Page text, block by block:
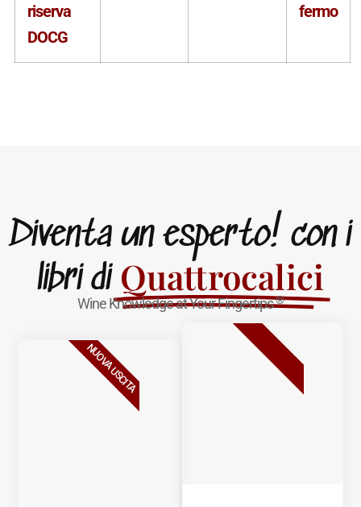
riserva
DOCG
fermo
Diventa un esperto! con i
libri di Quattrocalici
Wine Knowledge at Your Fingertips®
NUOVA USCITA BESTSELLER